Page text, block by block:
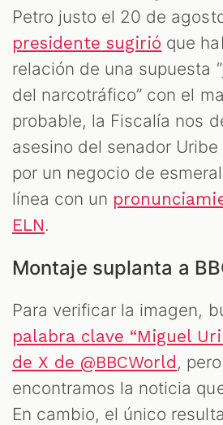
Petro justo el 20 de
presidente sugirió que
relación de una supuesta
del narcotráfico” con el
probable, la Fiscalía nos
asesino del senador
por un negocio de
línea con un
ELN.
Montaje suplanta a
Para verificar la imagen,
palabra clave “Miguel
de X de @BBCWorld ,
encontramos la noticia
En cambio, el único